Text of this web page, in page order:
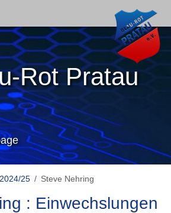
Rot Pratau
2024/25 Steve Nehring
: Einwechslungen